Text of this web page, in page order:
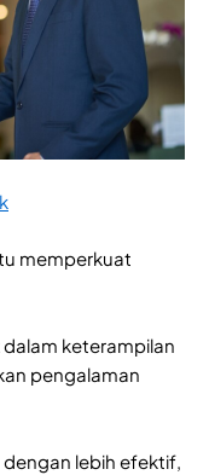
memperkuat
keterampilan
pengalaman
lebih efektif,